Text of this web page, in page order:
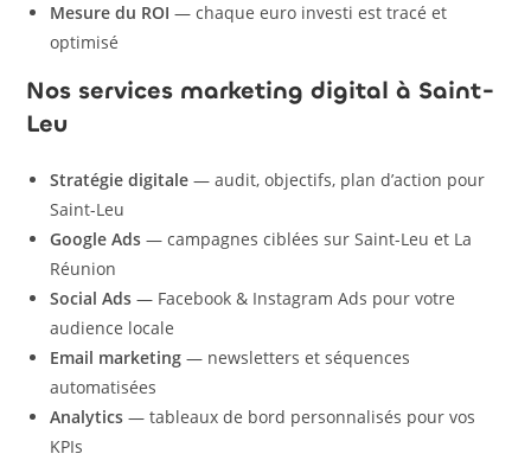
Mesure du ROI — chaque euro investi est tracé et
optimisé
Nos services marketing digital à Saint-
Leu
Stratégie digitale — audit, objectifs, plan d’action pour
Saint-Leu
Google Ads — campagnes ciblées sur Saint-Leu et La
Réunion
Social Ads — Facebook & Instagram Ads pour votre
audience locale
Email marketing — newsletters et séquences
automatisées
Analytics — tableaux de bord personnalisés pour vos
KPIs